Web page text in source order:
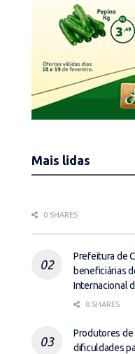
Mais lidas
0 SHARES
Prefeitura de
beneficiárias
Internacional
0 SHARES
Produtores de
dificuldades